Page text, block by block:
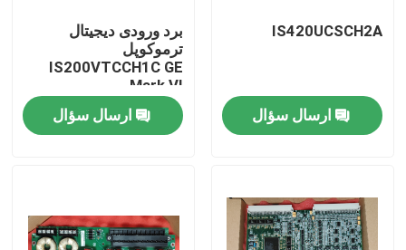
محصولات
IS420UCSCH2A
ارسال سؤال
برد ورودی دیجیتال
ترموکوپل
IS200VTCCH1C GE
Mark VI
ارسال سؤال